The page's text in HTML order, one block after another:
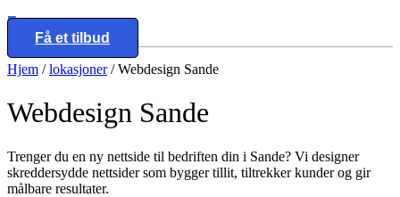
Eng
Få et tilbud
Hjem /lokasjoner/Webdesign Sande
Webdesign Sande
Trenger du en ny nettside til bedriften din i Sande? Vi designer
skreddersydde nettsider som bygger tillit, tiltrekker kunder og gir
målbare resultater.